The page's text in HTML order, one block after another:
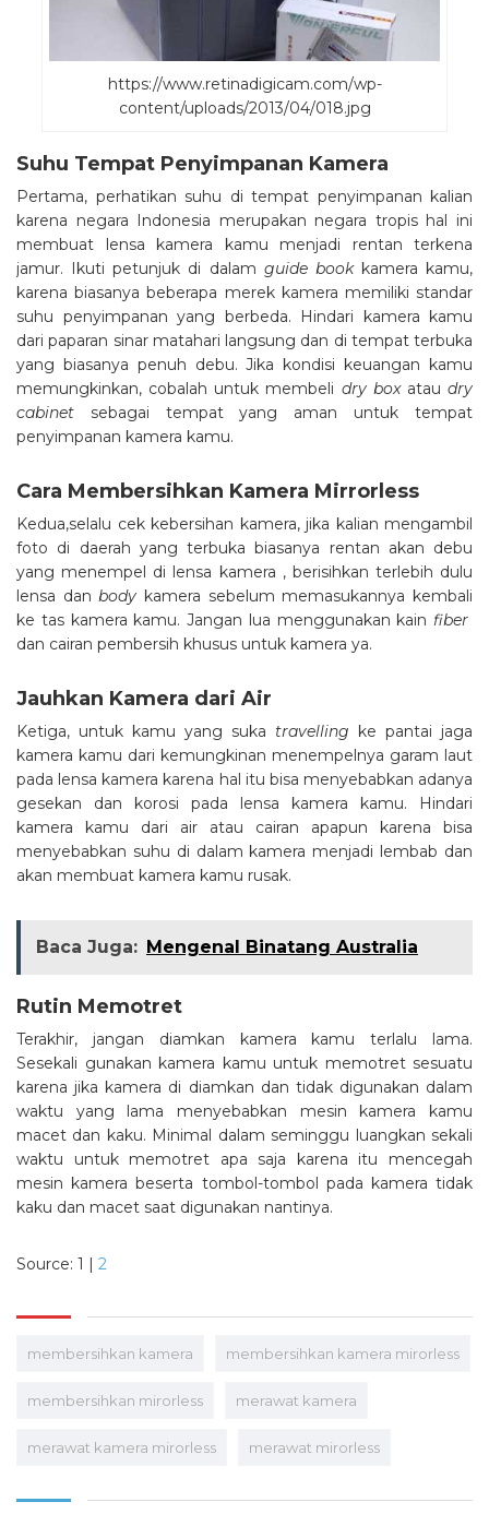
https://www.retinadigicam.com/wp-
content/uploads/2013/04/018.jpg
Suhu Tempat Penyimpanan Kamera
Pertama, perhatikan suhu di tempat penyimpanan kalian
karena negara Indonesia merupakan negara tropis hal ini
membuat lensa kamera kamu menjadi rentan terkena
jamur. Ikuti petunjuk di dalam guide bookkamera kamu,
karena biasanya beberapa merek kamera memiliki standar
suhu penyimpanan yang berbeda. Hindari kamera kamu
dari paparan sinar matahari langsung dan di tempat terbuka
yang biasanya penuh debu. Jika kondisi keuangan kamu
memungkinkan, cobalah untuk membeli dry boxataudry
cabinet sebagai tempat yang aman untuk tempat
penyimpanan kamera kamu.
Cara Membersihkan Kamera Mirrorless
Kedua,selalu cek kebersihan kamera, jika kalian mengambil
foto di daerah yang terbuka biasanya rentan akan debu
yang menempel di lensa kamera , berisihkan terlebih dulu
lensa danbody kamera sebelum memasukannya kembali
ke tas kamera kamu. Jangan lua menggunakan kain fiber
dan cairan pembersih khusus untuk kamera ya.
Jauhkan Kamera dari Air
Ketiga, untuk kamu yang suka travelling ke pantai jaga
kamera kamu dari kemungkinan menempelnya garam laut
pada lensa kamera karena hal itu bisa menyebabkan adanya
gesekan dan korosi pada lensa kamera kamu. Hindari
kamera kamu dari air atau cairan apapun karena bisa
menyebabkan suhu di dalam kamera menjadi lembab dan
akan membuat kamera kamu rusak.
Baca Juga: Mengenal Binatang Australia
Rutin Memotret
Terakhir, jangan diamkan kamera kamu terlalu lama.
Sesekali gunakan kamera kamu untuk memotret sesuatu
karena jika kamera di diamkan dan tidak digunakan dalam
waktu yang lama menyebabkan mesin kamera kamu
macet dan kaku. Minimal dalam seminggu luangkan sekali
waktu untuk memotret apa saja karena itu mencegah
mesin kamera beserta tombol-tombol pada kamera tidak
kaku dan macet saat digunakan nantinya.
Source: 1 | 2
membersihkan kamera membersihkan kamera mirorless
membersihkan mirorless merawat kamera
merawat kamera mirorless merawat mirorless